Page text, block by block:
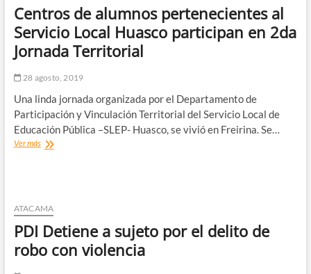
80
almuerzos
para
personas
situación
calle
en
Copiapó
Centros de alumnos pertenecientes al
Servicio Local Huasco participan en 2da
Jornada Territorial
28 agosto, 2019
Una linda jornada organizada por el Departamento de
Participación y Vinculación Territorial del Servicio Local de
Educación Pública –SLEP- Huasco, se vivió en Freirina. Se…
Ver másCentros
Servicio
Local
Huasco
en
ATACAMA
PDI Detiene a sujeto por el delito de
robo con violencia